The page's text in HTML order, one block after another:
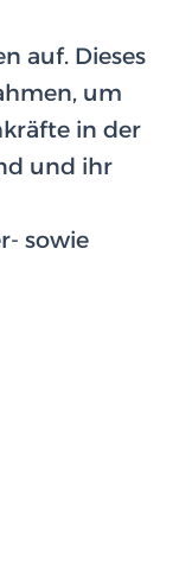
auf. Dieses
um
in der
und ihr
sowie